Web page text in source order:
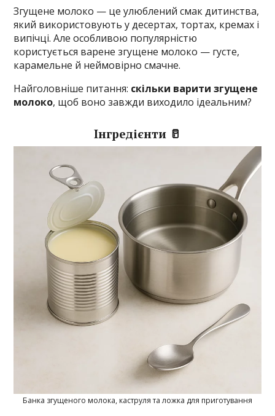
Згущене молоко — це улюблений смак дитинства,
який використовують у десертах, тортах, кремах і
випічці. Але особливою популярністю
користується варене згущене молоко — густе,
карамельне й неймовірно смачне.
Найголовніше питання: скільки варити згущене
молоко, щоб воно завжди виходило ідеальним?
Інгредієнти 🥛
Банка згущеного молока, каструля та ложка для приготування